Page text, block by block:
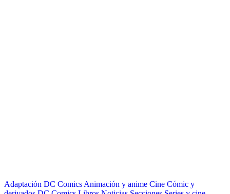
Adaptación DC Comics Animación y anime Cine Cómic y